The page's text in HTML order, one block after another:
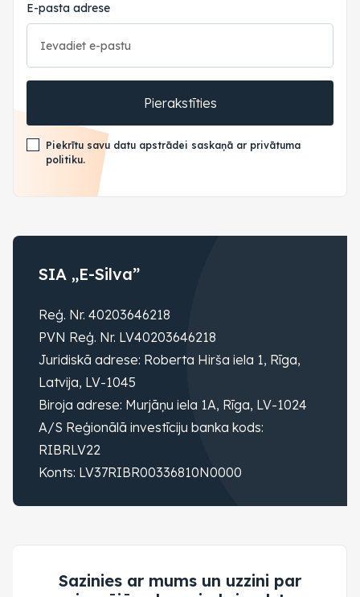
E-pasta adrese
Pierakstīties
Piekrītu savu datu apstrādei saskaņā ar privātuma
politiku.
SIA „E-Silva”
Reģ. Nr. 40203646218
PVN Reģ. Nr. LV40203646218
Juridiskā adrese: Roberta Hirša iela 1, Rīga,
Latvija, LV-1045
Biroja adrese: Murjāņu iela 1A, Rīga, LV-1024
A/S Reģionālā investīciju banka kods:
RIBRLV22
Konts: LV37RIBR00336810N0000
Sazinies ar mums un uzzini par